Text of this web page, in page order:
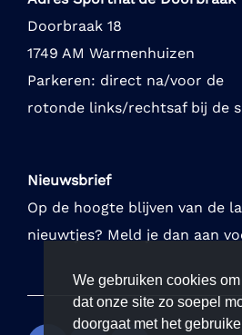
Doorbraak 18
1749 AM Warmenhuizen
Parkeren: direct na/voor de
rotonde links/rechtsaf bij de
Nieuwsbrief
Op de hoogte blijven van de
nieuwtjes? Meld je dan aan
We gebruiken cookies
dat onze site zo soepel
doorgaat met het